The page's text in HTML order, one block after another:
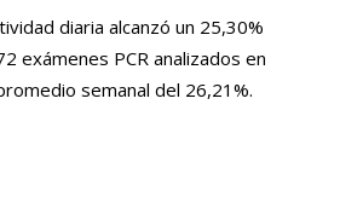
diaria alcanzó un 25,30%
exámenes PCR analizados en
semanal del 26,21%.